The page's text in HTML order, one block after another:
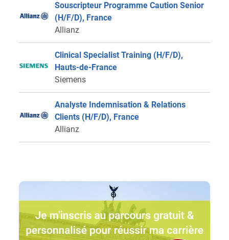
Souscripteur Programme Caution Senior
(H/F/D), France
Allianz
Clinical Specialist Training (H/F/D),
Hauts-de-France
Siemens
Analyste Indemnisation & Relations
Clients (H/F/D), France
Allianz